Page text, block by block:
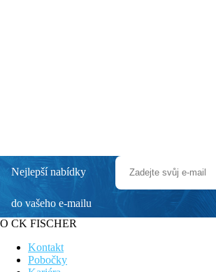
Nejlepší nabídky
do vašeho e-mailu
O CK FISCHER
Kontakt
Pobočky